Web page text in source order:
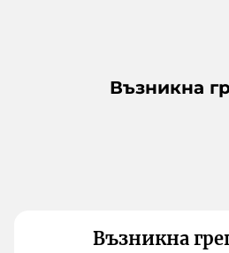
Възникна
Възникна